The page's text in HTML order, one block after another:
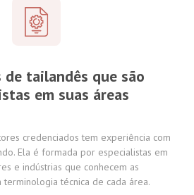
tailandês que são
em suas áreas
credenciados tem experiência com
. Ela é formada por especialistas em
e indústrias que conhecem as
terminologia técnica de cada área.